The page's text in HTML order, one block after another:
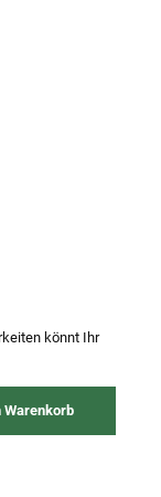
zurzeit nicht verfügbar.)
könnt Ihr
Warenkorb